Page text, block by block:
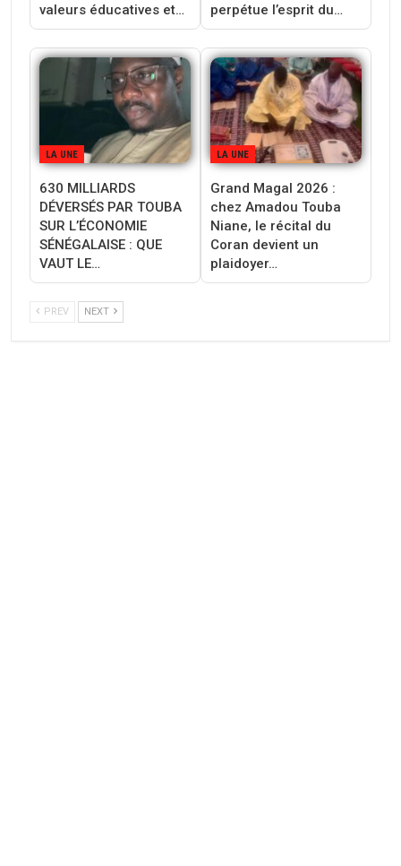
valeurs éducatives et…
perpétue l’esprit du…
LA UNE
630 MILLIARDS
DÉVERSÉS PAR TOUBA
SUR L’ÉCONOMIE
SÉNÉGALAISE : QUE
VAUT LE…
LA UNE
Grand Magal 2026 :
chez Amadou Touba
Niane, le récital du
Coran devient un
plaidoyer…
PREV NEXT